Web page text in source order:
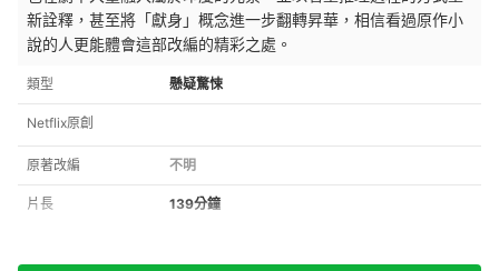
新詮釋，甚至將「獻身」概念進一步翻轉昇華，相信看過原作小
說的人更能體會這部改編的精彩之處。
類型 懸疑驚悚
Netflix原創
原著改編 不明
片長 139分鐘